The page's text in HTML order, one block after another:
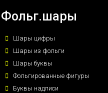
Фольг.шары
Шары цифры
Шары из фольги
Шары буквы
Фольгированные фигуры
Буквы надписи